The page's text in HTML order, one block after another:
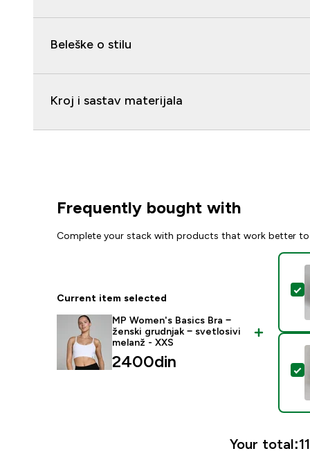
Beleške o stilu
Kroj i sastav materijala
Frequently bought with
Complete your stack with products that work better
Current item selected
MP Women's Basics Bra −
ženski grudnjak − svetlosivi
melanž - XXS
2400din‎
Your total: